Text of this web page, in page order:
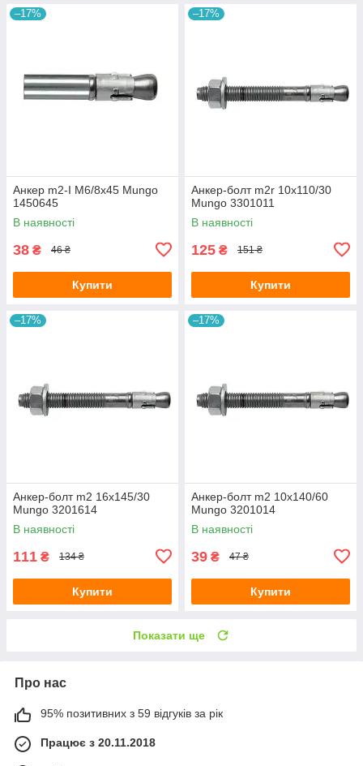
–17%
Анкер m2-I M6/8x45 Mungo
1450645
В наявності
38 ₴ 46 ₴
Купити
–17%
Анкер-болт m2r 10х110/30
Mungo 3301011
В наявності
125 ₴ 151 ₴
Купити
–17%
Анкер-болт m2 16х145/30
Mungo 3201614
В наявності
111 ₴ 134 ₴
Купити
–17%
Анкер-болт m2 10х140/60
Mungo 3201014
В наявності
39 ₴ 47 ₴
Купити
Показати ще
Про нас
95% позитивних з 59 відгуків за рік
Працює з 20.11.2018